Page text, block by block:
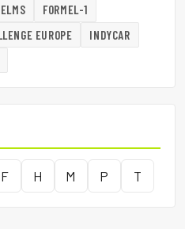
ELMS
FORMEL-1
EUROPE
INDYCAR
F H M P T